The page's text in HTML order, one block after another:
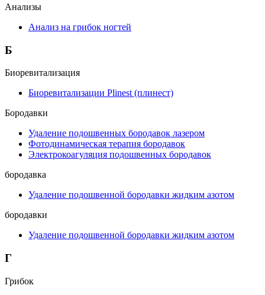
Анализы
Анализ на грибок ногтей
Б
Биоревитализация
Биоревитализации Plinest (плинест)
Бородавки
Удаление подошвенных бородавок лазером
Фотодинамическая терапия бородавок
Электрокоагуляция подошвенных бородавок
бородавка
Удаление подошвенной бородавки жидким азотом
бородавки
Удаление подошвенной бородавки жидким азотом
Г
Грибок